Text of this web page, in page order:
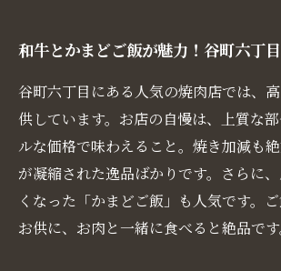
和牛とかまどご飯が魅力！谷町六丁
谷町六丁目にある人気の焼肉店では、
供しています。お店の自慢は、上質な
ルな価格で味わえること。焼き加減も
が凝縮された逸品ばかりです。さらに
くなった「かまどご飯」も人気です。
お供に、お肉と一緒に食べると絶品です